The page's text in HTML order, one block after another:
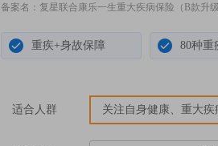
备案名：复星联合康乐一生重大疾病保险（B款升级
重疾+身故保障 80种重
适合人群 关注自身健康、重大